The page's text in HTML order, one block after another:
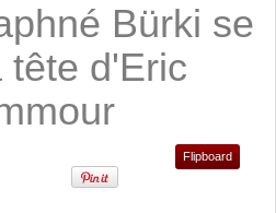
Bürki se
tête d'Eric
Flipboard